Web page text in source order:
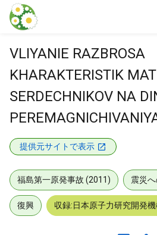
本文に飛ぶ
VLIYANIE RAZBROSA
KHARAKTERISTIK
SERDECHNIKOV NA
提供元サイトで表示
福島第一原発事故 (2011) 震災へ
復興 収録:日本原子力研究開発